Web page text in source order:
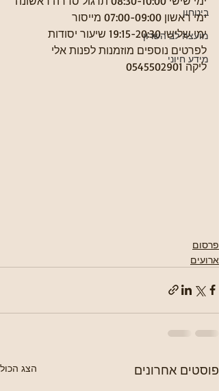
ביטחון
מועצה לב השרון
מידע חיוני
ימי ראשון 07:00-09:00 מייסור
ימי שלישי 19:15-20:30 שיעור יסודות
לפרטים נוספים מוזמנות לפנות אלי
ליקה 0545502901
פרסום
ארועים
פוסטים אחרונים הצג הכול